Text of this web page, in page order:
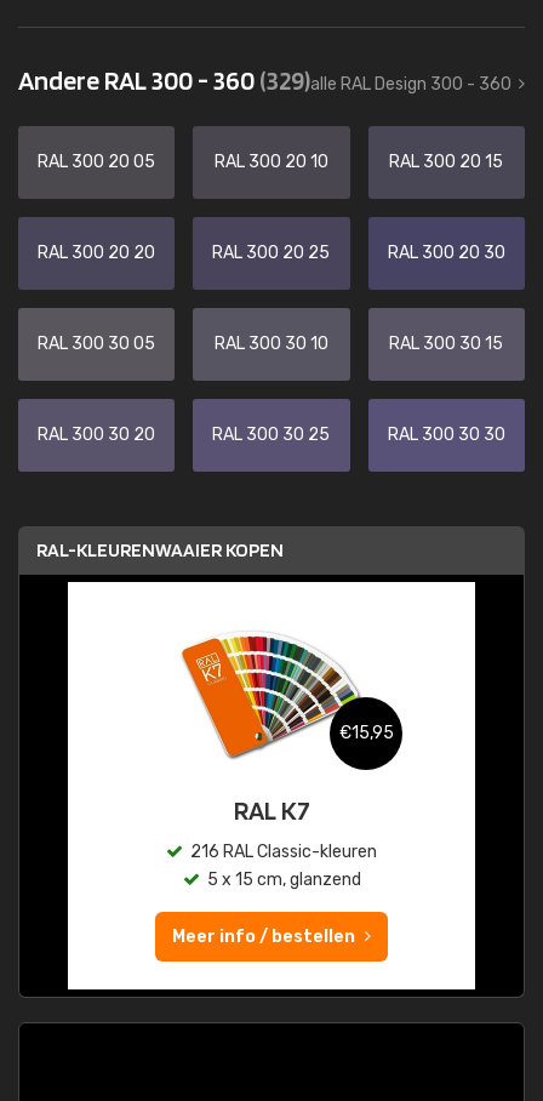
Andere RAL 300 - 360(329)alle RAL Design 300 - 360
RAL 300 20 05 RAL 300 20 10 RAL 300 20 15
RAL 300 20 20 RAL 300 20 25 RAL 300 20 30
RAL 300 30 05 RAL 300 30 10 RAL 300 30 15
RAL 300 30 20 RAL 300 30 25 RAL 300 30 30
RAL-KLEURENWAAIER KOPEN
€15,95
RAL K7
216 RAL Classic-kleuren
5 x 15 cm, glanzend
Meer info / bestellen